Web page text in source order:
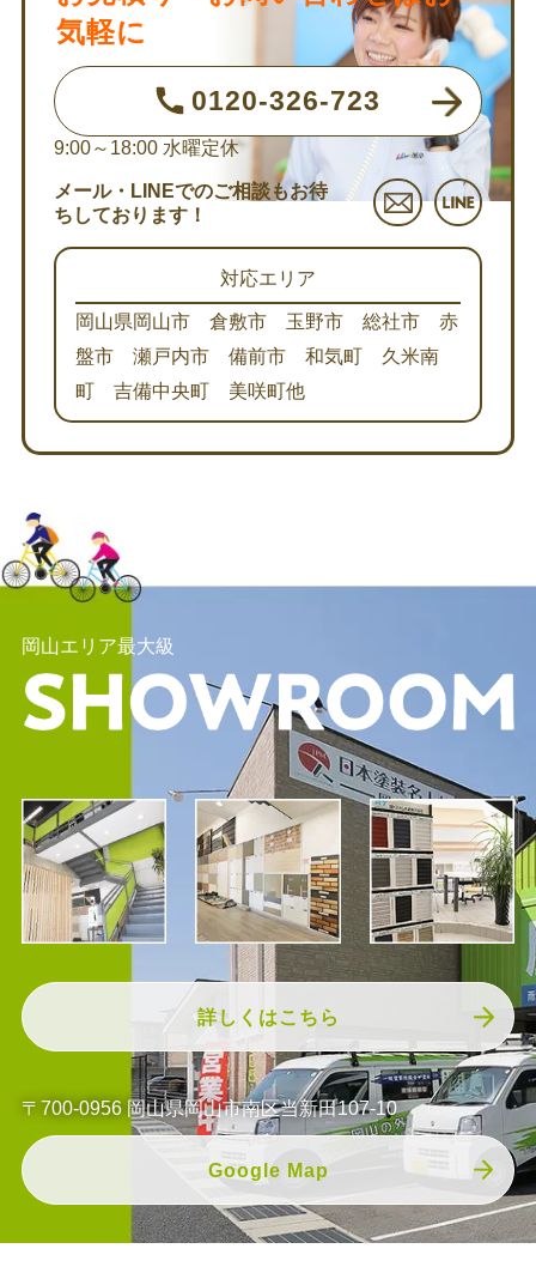
気軽に
0120-326-723
9:00～18:00 水曜定休
メール・LINEでのご相談もお待
ちしております！
対応エリア
岡山県岡山市 倉敷市 玉野市 総社市 赤
盤市 瀬戸内市 備前市 和気町 久米南
町 吉備中央町 美咲町他
岡山エリア最大級
詳しくはこちら
〒700-0956 岡山県岡山市南区当新田107-10
Google Map